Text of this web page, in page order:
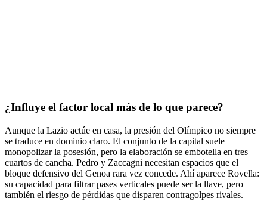
¿Influye el factor local más de lo que parece?
Aunque la Lazio actúe en casa, la presión del Olímpico no siempre
se traduce en dominio claro. El conjunto de la capital suele
monopolizar la posesión, pero la elaboración se embotella en tres
cuartos de cancha. Pedro y Zaccagni necesitan espacios que el
bloque defensivo del Genoa rara vez concede. Ahí aparece Rovella:
su capacidad para filtrar pases verticales puede ser la llave, pero
también el riesgo de pérdidas que disparen contragolpes rivales.